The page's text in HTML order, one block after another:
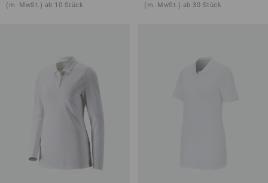
(m. MwSt.) ab 10 Stück (m. MwSt.) ab 30 Stück